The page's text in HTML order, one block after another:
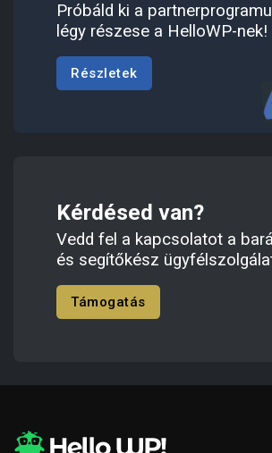
Próbáld ki a
légy részese a HelloWP-nek!
Részletek
Kérdésed van?
Vedd fel a kapcsolatot a
és segítőkész
Támogatás